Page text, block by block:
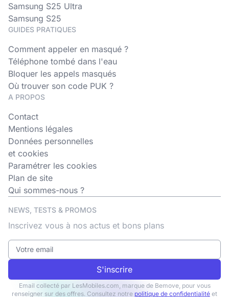
Samsung S25 Ultra
Samsung S25
GUIDES PRATIQUES
Comment appeler en masqué ?
Téléphone tombé dans l'eau
Bloquer les appels masqués
Où trouver son code PUK ?
A PROPOS
Contact
Mentions légales
Données personnelles
et cookies
Paramétrer les cookies
Plan de site
Qui sommes-nous ?
NEWS, TESTS & PROMOS
Inscrivez vous à nos actus et bons plans
S'inscrire
Email collecté par LesMobiles.com, marque de Bemove, pour vous
renseigner sur des offres. Consultez notre politique de confidentialité et